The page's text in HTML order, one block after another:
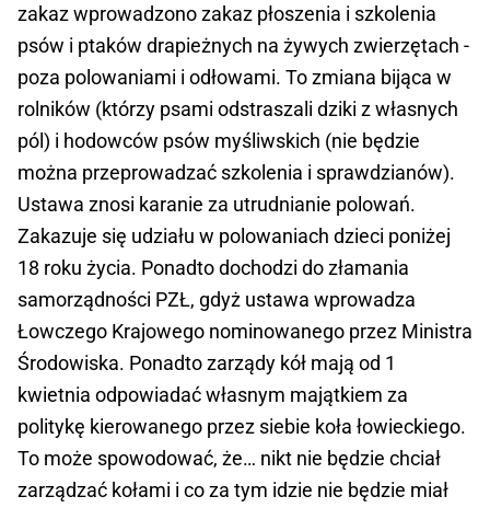
zakaz wprowadzono zakaz płoszenia i szkolenia
psów i ptaków drapieżnych na żywych zwierzętach -
poza polowaniami i odłowami. To zmiana bijąca w
rolników (którzy psami odstraszali dziki z własnych
pól) i hodowców psów myśliwskich (nie będzie
można przeprowadzać szkolenia i sprawdzianów).
Ustawa znosi karanie za utrudnianie polowań.
Zakazuje się udziału w polowaniach dzieci poniżej
18 roku życia. Ponadto dochodzi do złamania
samorządności PZŁ, gdyż ustawa wprowadza
Łowczego Krajowego nominowanego przez Ministra
Środowiska. Ponadto zarządy kół mają od 1
kwietnia odpowiadać własnym majątkiem za
politykę kierowanego przez siebie koła łowieckiego.
To może spowodować, że… nikt nie będzie chciał
zarządzać kołami i co za tym idzie nie będzie miał